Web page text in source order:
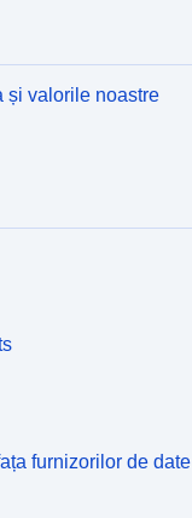
și valorile noastre
furnizorilor de date